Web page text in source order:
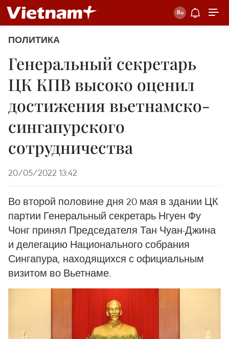
ПОЛИТИКА
Генеральный секретарь
ЦК КПВ высоко оценил
достижения вьетнамско-
сингапурского
сотрудничества
20/05/2022 13:42
Во второй половине дня 20 мая в здании ЦК
партии Генеральный секретарь Нгуен Фу
Чонг принял Председателя Тан Чуан-Джина
и делегацию Национального собрания
Сингапура, находящихся с официальным
визитом во Вьетнаме.